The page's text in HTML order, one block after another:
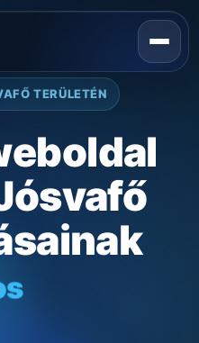
TERÜLETÉN